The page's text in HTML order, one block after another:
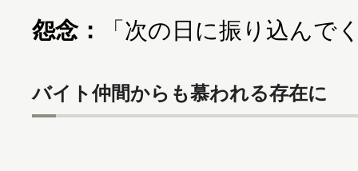
怨念： 「次の日に振り込んで
バイト仲間からも慕われる存在に